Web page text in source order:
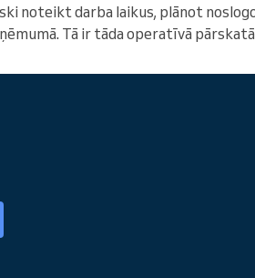
noteikt darba laikus, plānot
Tā ir tāda operatīvā